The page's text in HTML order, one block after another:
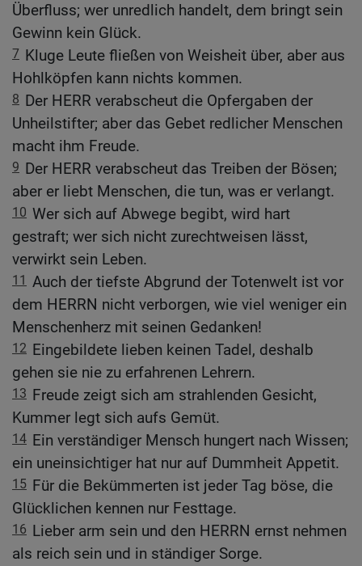
Überfluss; wer unredlich handelt, dem bringt sein
Gewinn kein Glück.
7 Kluge Leute fließen von Weisheit über, aber aus
Hohlköpfen kann nichts kommen.
8 Der HERR verabscheut die Opfergaben der
Unheilstifter; aber das Gebet redlicher Menschen
macht ihm Freude.
9 Der HERR verabscheut das Treiben der Bösen;
aber er liebt Menschen, die tun, was er verlangt.
10 Wer sich auf Abwege begibt, wird hart
gestraft; wer sich nicht zurechtweisen lässt,
verwirkt sein Leben.
11 Auch der tiefste Abgrund der Totenwelt ist vor
dem HERRN nicht verborgen, wie viel weniger ein
Menschenherz mit seinen Gedanken!
12 Eingebildete lieben keinen Tadel, deshalb
gehen sie nie zu erfahrenen Lehrern.
13 Freude zeigt sich am strahlenden Gesicht,
Kummer legt sich aufs Gemüt.
14 Ein verständiger Mensch hungert nach Wissen;
ein uneinsichtiger hat nur auf Dummheit Appetit.
15 Für die Bekümmerten ist jeder Tag böse, die
Glücklichen kennen nur Festtage.
16 Lieber arm sein und den HERRN ernst nehmen
als reich sein und in ständiger Sorge.